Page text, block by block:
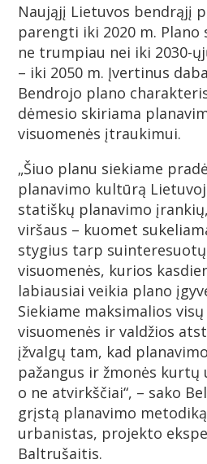
Naująjį Lietuvos bendrąjį
parengti iki 2020 m.
ne trumpiau nei iki 2030-
– iki 2050 m. Įvertinus
Bendrojo plano
dėmesio skiriama
visuomenės įtraukimui.
„Šiuo planu siekiame
planavimo kultūrą
statiškų planavimo
viršaus – kuomet
stygius tarp
visuomenės, kurios
labiausiai veikia plano
Siekiame maksimalios
visuomenės ir valdžios
įžvalgų tam, kad
pažangus ir žmonės
o ne atvirkščiai“, – sako
grįstą planavimo
urbanistas, projekto
Baltrušaitis.